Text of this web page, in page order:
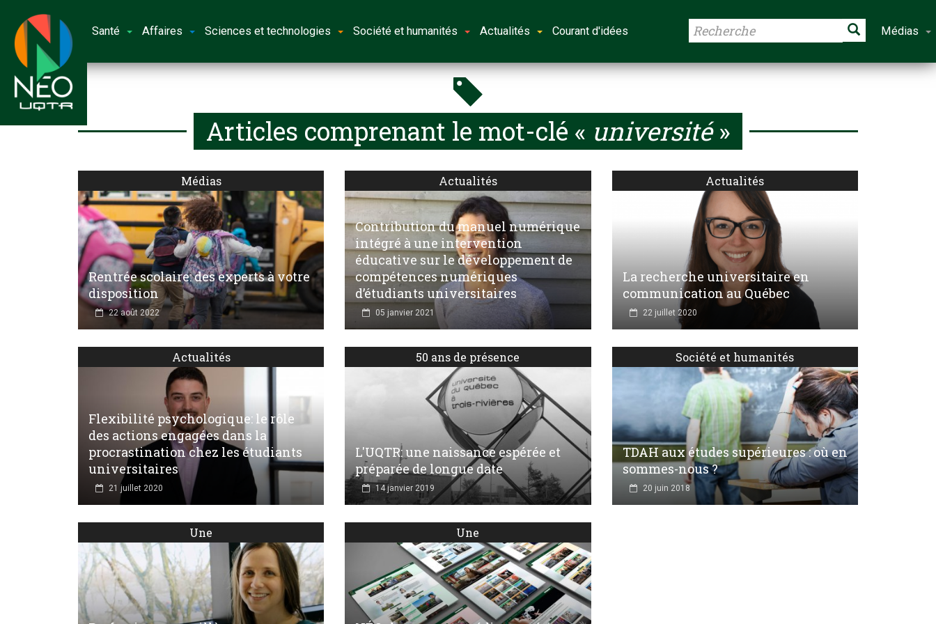
Santé Affaires Sciences et technologies Société et humanités Actualités Courant d'idées Médias
Articles comprenant le mot-clé « université»
Médias
Rentrée scolaire: des experts à votre
disposition
22 août 2022
Actualités
Contribution du manuel numérique
intégré à une intervention
éducative sur le développement de
compétences numériques
d’étudiants universitaires
05 janvier 2021
Actualités
La recherche universitaire en
communication au Québec
22 juillet 2020
Actualités
Flexibilité psychologique: le rôle
des actions engagées dans la
procrastination chez les étudiants
universitaires
21 juillet 2020
50 ans de présence
L'UQTR: une naissance espérée et
préparée de longue date
14 janvier 2019
Société et humanités
TDAH aux études supérieures : où en
sommes-nous ?
20 juin 2018
Une Une